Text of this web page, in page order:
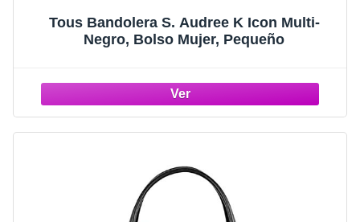
Tous Bandolera S. Audree K Icon Multi-
Negro, Bolso Mujer, Pequeño